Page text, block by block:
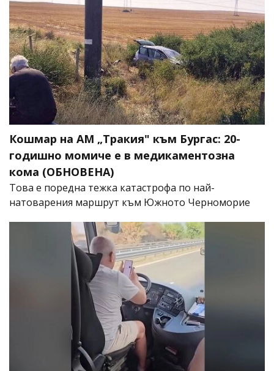
Кошмар на АМ „Тракия" към Бургас: 20-
годишно момиче е в медикаментозна
кома (ОБНОВЕНА)
Това е поредна тежка катастрофа по най-
натоварения маршрут към Южното Черноморие